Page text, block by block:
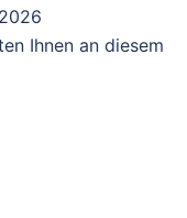
Ihnen an diesem